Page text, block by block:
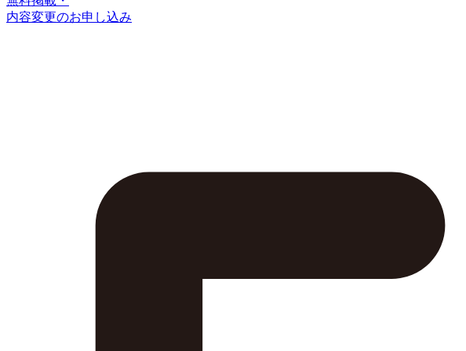
内容変更のお申し込み